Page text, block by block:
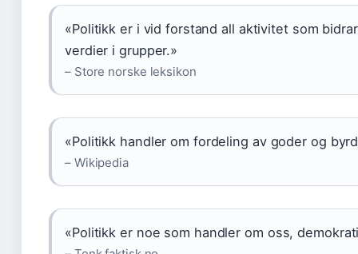
«Politikk er i vid forstand all aktivitet som
verdier i grupper.»
– Store norske leksikon
«Politikk handler om fordeling av goder og
– Wikipedia
«Politikk er noe som handler om oss,